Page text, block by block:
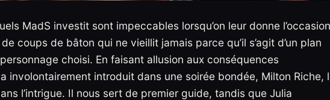
MadS investit sont impeccables lorsqu’on leur donne l’occasion
coups de bâton qui ne vieillit jamais parce qu’il s’agit d’un plan
choisi. En faisant allusion aux conséquences
involontairement introduit dans une soirée bondée, Milton Riche,
l’intrigue. Il nous sert de premier guide, tandis que Julia